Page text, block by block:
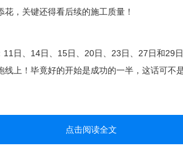
，关键还得看后续的施工质量！
日、14日、15日、20日、23日、27日和29
线上！毕竟好的开始是成功的一半，这话可不
点击阅读全文